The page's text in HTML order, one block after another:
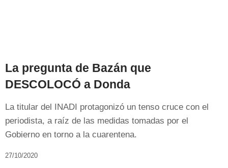
La pregunta de Bazán que
DESCOLOCÓ a Donda
La titular del INADI protagonizó un tenso cruce con el
periodista, a raíz de las medidas tomadas por el
Gobierno en torno a la cuarentena.
27/10/2020